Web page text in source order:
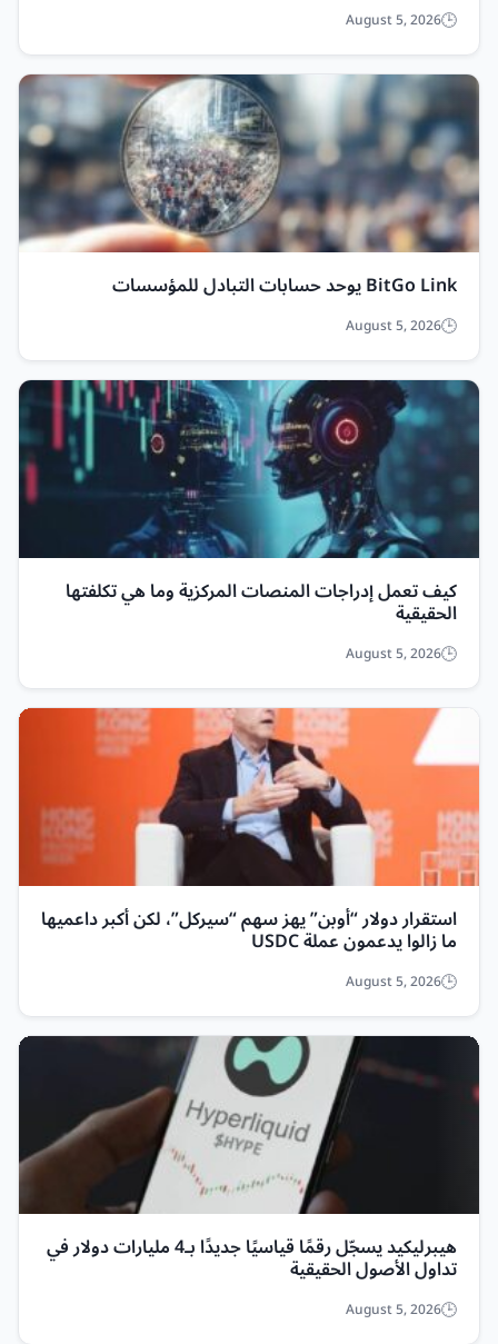
August 5, 2026
BitGo Link يوحد حسابات التبادل للمؤسسات
August 5, 2026
كيف تعمل إدراجات المنصات المركزية وما هي تكلفتها
الحقيقية
August 5, 2026
استقرار دولار “أوبن” يهز سهم “سيركل”، لكن أكبر داعميها
ما زالوا يدعمون عملة USDC
August 5, 2026
هيبرليكيد يسجّل رقمًا قياسيًا جديدًا بـ4 مليارات دولار في
تداول الأصول الحقيقية
August 5, 2026